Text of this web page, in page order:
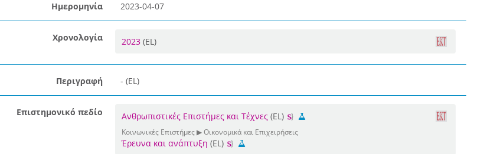
Ημερομηνία 2023-04-07
Χρονολογία 2023 (EL)
Περιγραφή - (EL)
Επιστημονικό πεδίο Ανθρωπιστικές Επιστήμες και Τέχνες(EL)
Κοινωνικές Επιστήμες ▶ Οικονομικά και Επιχειρήσεις
Έρευνα και ανάπτυξη (EL)